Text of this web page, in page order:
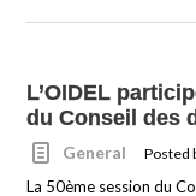
L’OIDEL
du Conseil des
General Posted
La 50ème session du